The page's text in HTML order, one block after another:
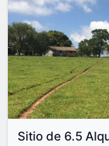
Sitio de 6.5